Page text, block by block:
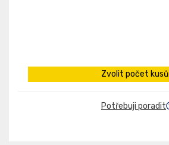
Zvolit počet kusů
Potřebuji poradit